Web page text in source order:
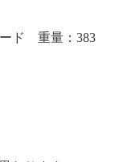
ード 重量：383